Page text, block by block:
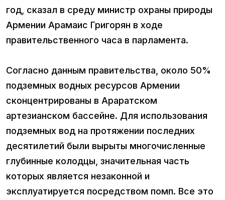
год, сказал в среду министр охраны природы
Армении Арамаис Григорян в ходе
правительственного часа в парламента.
Согласно данным правительства, около 50%
подземных водных ресурсов Армении
сконцентрированы в Араратском
артезианском бассейне. Для использования
подземных вод на протяжении последних
десятилетий были вырыты многочисленные
глубинные колодцы, значительная часть
которых является незаконной и
эксплуатируется посредством помп. Все это